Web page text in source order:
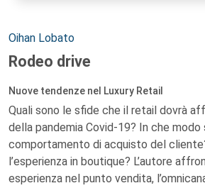
Autori:
Oihan Lobato
Rodeo drive
Nuove tendenze nel Luxury Retail
Quali sono le sfide che il retail dovrà
della pandemia Covid-19? In che
comportamento di acquisto del
l’esperienza in boutique? L’autore
esperienza nel punto vendita,